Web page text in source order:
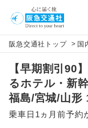
阪急交通社トップ > 国
【早期割引
るホテル・新
福島/宮城/山形
乗車日1ヵ月前予約
アイコン
添乗員同行
現地添乗員同
行